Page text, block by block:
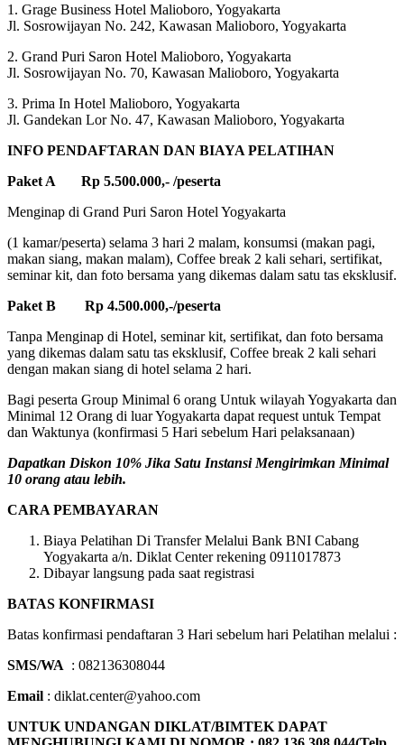
1. Grage Business Hotel Malioboro, Yogyakarta
Jl. Sosrowijayan No. 242, Kawasan Malioboro, Yogyakarta
2. Grand Puri Saron Hotel Malioboro, Yogyakarta
Jl. Sosrowijayan No. 70, Kawasan Malioboro, Yogyakarta
3. Prima In Hotel Malioboro, Yogyakarta
Jl. Gandekan Lor No. 47, Kawasan Malioboro, Yogyakarta
INFO PENDAFTARAN DAN BIAYA PELATIHAN
Paket A Rp 5.500.000,- /peserta
Menginap di Grand Puri Saron Hotel Yogyakarta
(1 kamar/peserta) selama 3 hari 2 malam, konsumsi (makan pagi,
makan siang, makan malam), Coffee break 2 kali sehari, sertifikat,
seminar kit, dan foto bersama yang dikemas dalam satu tas eksklusif.
Paket B Rp 4.500.000,-/peserta
Tanpa Menginap di Hotel, seminar kit, sertifikat, dan foto bersama
yang dikemas dalam satu tas eksklusif, Coffee break 2 kali sehari
dengan makan siang di hotel selama 2 hari.
Bagi peserta Group Minimal 6 orang Untuk wilayah Yogyakarta dan
Minimal 12 Orang di luar Yogyakarta dapat request untuk Tempat
dan Waktunya (konfirmasi 5 Hari sebelum Hari pelaksanaan)
Dapatkan Diskon 10% Jika Satu Instansi Mengirimkan Minimal
10 orang atau lebih.
CARA PEMBAYARAN
Biaya Pelatihan Di Transfer Melalui Bank BNI Cabang
Yogyakarta a/n. Diklat Center rekening 0911017873
Dibayar langsung pada saat registrasi
BATAS KONFIRMASI
Batas konfirmasi pendaftaran 3 Hari sebelum hari Pelatihan melalui :
SMS/WA : 082136308044
Email : diklat.center@yahoo.com
UNTUK UNDANGAN DIKLAT/BIMTEK DAPAT